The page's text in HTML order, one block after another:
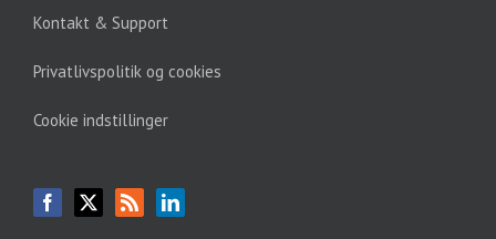
Kontakt & Support
Privatlivspolitik og cookies
Cookie indstillinger